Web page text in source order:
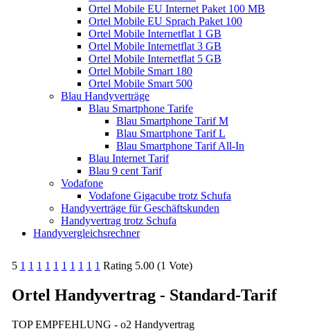
Ortel Mobile EU Internet Paket 100 MB
Ortel Mobile EU Sprach Paket 100
Ortel Mobile Internetflat 1 GB
Ortel Mobile Internetflat 3 GB
Ortel Mobile Internetflat 5 GB
Ortel Mobile Smart 180
Ortel Mobile Smart 500
Blau Handyverträge
Blau Smartphone Tarife
Blau Smartphone Tarif M
Blau Smartphone Tarif L
Blau Smartphone Tarif All-In
Blau Internet Tarif
Blau 9 cent Tarif
Vodafone
Vodafone Gigacube trotz Schufa
Handyverträge für Geschäftskunden
Handyvertrag trotz Schufa
Handyvergleichsrechner
5 1 1 1 1 1 1 1 1 1 1 Rating 5.00 (1 Vote)
Ortel Handyvertrag - Standard-Tarif
TOP EMPFEHLUNG - o2 Handyvertrag